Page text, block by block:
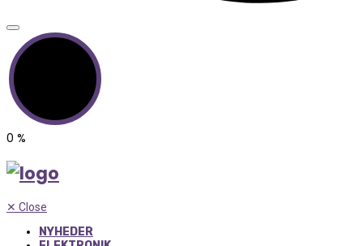
0 %
✕ Close
NYHEDER